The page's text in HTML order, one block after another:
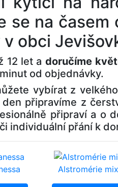
se na
obci
12 let a doručíme
od objednávky.
vybírat z
připravíme z
připraví a o
individuální přání k
Alstromérie mix